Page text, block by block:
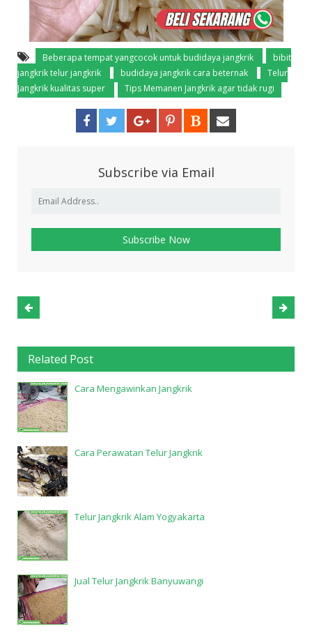
Beberapa tempat yangcocok untuk budidaya jangkrik
bibit
jangkrik telur jangkrik
budidaya jangkrik cara beternak
Telur
Jangkrik kualitas super
Tips Memanen Jangkrik agar tidak rugi
Subscribe via Email
Related Post
Cara Mengawinkan Jangkrik
Cara Perawatan Telur Jangkrik
Telur Jangkrik Alam Yogyakarta
Jual Telur Jangkrik Banyuwangi